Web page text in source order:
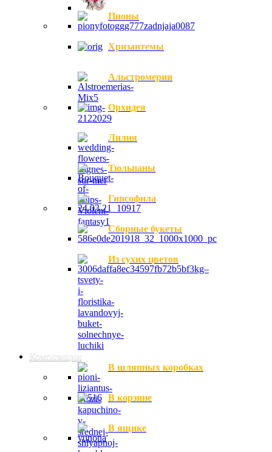
Пионы
Хризантемы
Альстромерии
Орхидея
Лилия
Тюльпаны
Гипсофила
Сборные букеты
Из сухих цветов
Композиции
В шляпных коробках
В корзине
В ящике